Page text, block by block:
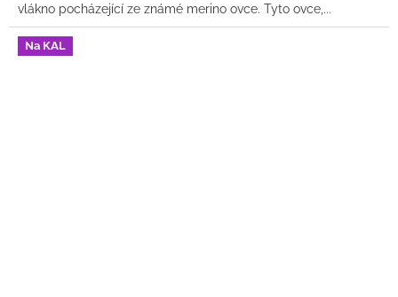
vlákno pocházející ze známé merino ovce. Tyto ovce,...
Na KAL